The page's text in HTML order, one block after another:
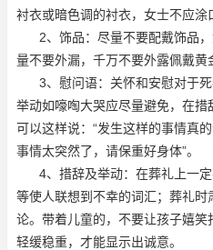
衬衣或暗色调的衬衣，女士不应涂
2、饰品：尽量不要配戴饰品
量不要外漏，千万不要外露佩戴黄
3、慰问语：关怀和安慰对于
举动如嚎啕大哭应尽量避免，在
可以这样说：“发生这样的事情真
事情太突然了，请保重好身体”。
4、措辞及举动：在葬礼上一
等使人联想到不幸的词汇；葬礼时
论。带着儿童的，不要让孩子嬉
轻缓稳重，才能显示出诚意。